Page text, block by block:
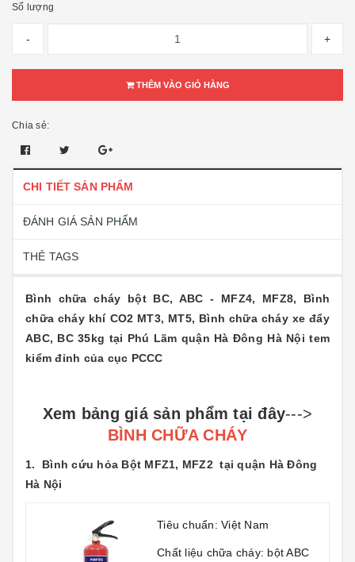
Số lượng
- +
THÊM VÀO GIỎ HÀNG
Chia sẻ:
CHI TIẾT SẢN PHẨM
ĐÁNH GIÁ SẢN PHẨM
THẺ TAGS
Bình chữa cháy bột BC, ABC - MFZ4, MFZ8, Bình
chữa cháy khí CO2 MT3, MT5, Bình chữa cháy xe đẩy
ABC, BC 35kg tại Phú Lãm quận Hà Đông Hà Nội tem
kiểm đỉnh của cục PCCC
Xem bảng giá sản phẩm tại đây--->
BÌNH CHỮA CHÁY
1.
Bình cứu hỏa Bột MFZ1, MFZ2 tại quận Hà Đông
Hà Nội
Tiêu chuẩn: Việt Nam
Chất liệu chữa cháy: bột ABC